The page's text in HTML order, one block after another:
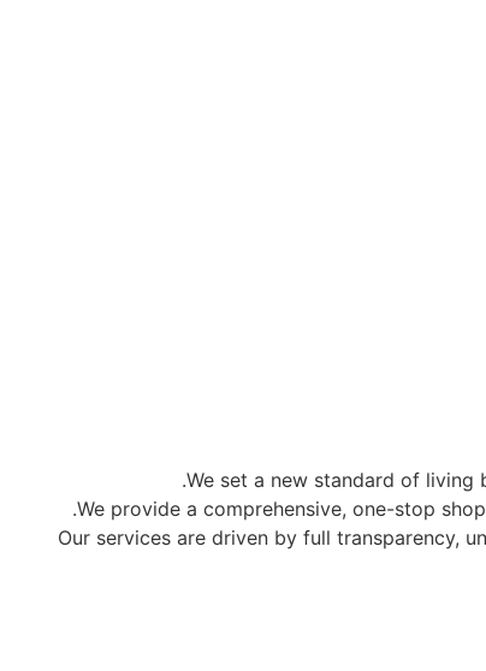
We set a new standard of
We provide a comprehensive, one-stop
Our services are driven by full transparency,